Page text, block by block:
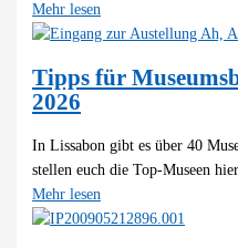
Mehr lesen
Tipps für
2026
In Lissabon gibt es über 40
stellen euch die Top-Museen
Mehr lesen